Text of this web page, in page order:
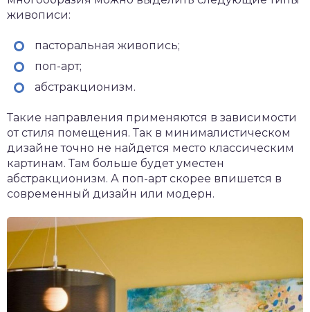
живописи:
пасторальная живопись;
поп-арт;
абстракционизм.
Такие направления применяются в зависимости
от стиля помещения. Так в минималистическом
дизайне точно не найдется место классическим
картинам. Там больше будет уместен
абстракционизм. А поп-арт скорее впишется в
современный дизайн или модерн.